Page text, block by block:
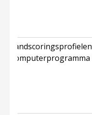
handscoringsprofielen
Computerprogramma